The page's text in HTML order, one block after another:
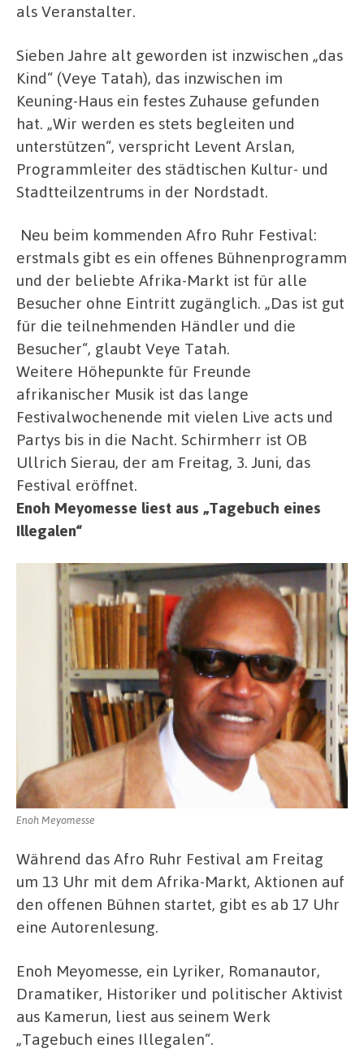
als Veranstalter.
Sieben Jahre alt geworden ist inzwischen „das
Kind“ (Veye Tatah), das inzwischen im
Keuning-Haus ein festes Zuhause gefunden
hat. „Wir werden es stets begleiten und
unterstützen“, verspricht Levent Arslan,
Programmleiter des städtischen Kultur- und
Stadtteilzentrums in der Nordstadt.
Neu beim kommenden Afro Ruhr Festival:
erstmals gibt es ein offenes Bühnenprogramm
und der beliebte Afrika-Markt ist für alle
Besucher ohne Eintritt zugänglich. „Das ist gut
für die teilnehmenden Händler und die
Besucher“, glaubt Veye Tatah.
Weitere Höhepunkte für Freunde
afrikanischer Musik ist das lange
Festivalwochenende mit vielen Live acts und
Partys bis in die Nacht. Schirmherr ist OB
Ullrich Sierau, der am Freitag, 3. Juni, das
Festival eröffnet.
Enoh Meyomesse liest aus „Tagebuch eines
Illegalen“
Enoh Meyomesse
Während das Afro Ruhr Festival am Freitag
um 13 Uhr mit dem Afrika-Markt, Aktionen auf
den offenen Bühnen startet, gibt es ab 17 Uhr
eine Autorenlesung.
Enoh Meyomesse, ein Lyriker, Romanautor,
Dramatiker, Historiker und politischer Aktivist
aus Kamerun, liest aus seinem Werk
„Tagebuch eines Illegalen“.